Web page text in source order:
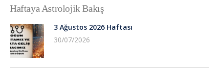
Haftaya Astrolojik Bakış
3 Ağustos 2026 Haftası
30/07/2026